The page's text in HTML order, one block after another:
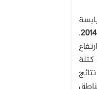
2014
.